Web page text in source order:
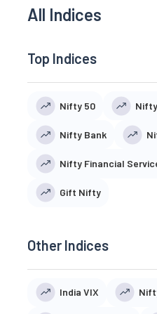
All Indices
Top Indices
Nifty 50
Nifty Bank
Nifty Financial
Gift Nifty
Other Indices
India VIX